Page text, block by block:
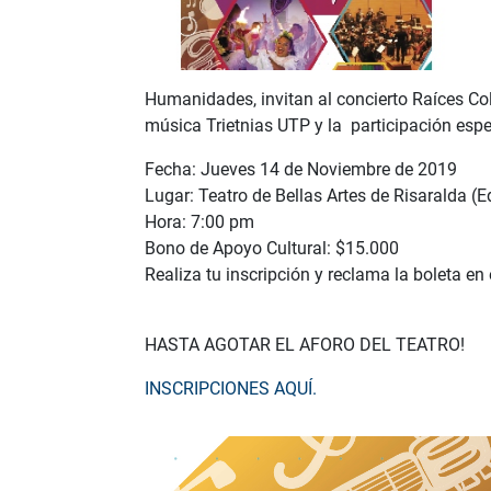
Humanidades, invitan al concierto Raíces
música Trietnias UTP y la participación
Fecha: Jueves 14 de Noviembre de 2019
Lugar: Teatro de Bellas Artes de Risaralda
Hora: 7:00 pm
Bono de Apoyo Cultural: $15.000
Realiza tu inscripción y reclama la boleta
HASTA AGOTAR EL AFORO DEL TEATRO!
INSCRIPCIONES AQUÍ.